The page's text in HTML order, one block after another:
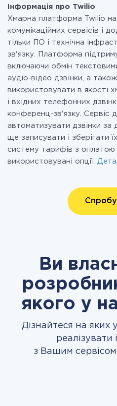
Інформація про Twilio
Хмарна платформа Twilio
комунікаційних сервісів і
тільки ПО і технічна
зв'язку. Платформа
включаючи обмін
аудіо-відео дзвінки, а
використовувати в якості
і вхідних телефонних
конференц-зв'язку. Сервіс
автоматизувати дзвінки за
ще записувати і зберігати
систему тарифів з оплатою
використовувані опції.
Ви
якого у
Дізнайтеся на
реалізувати
з Вашим сервісом